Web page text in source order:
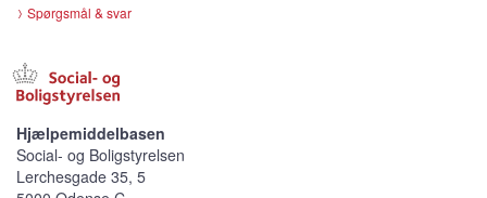
Spørgsmål & svar
Hjælpemiddelbasen
Social- og Boligstyrelsen
Lerchesgade 35, 5